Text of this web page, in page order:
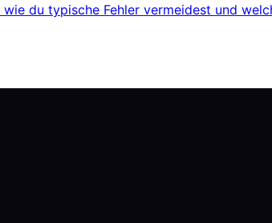
du typische Fehler vermeidest und